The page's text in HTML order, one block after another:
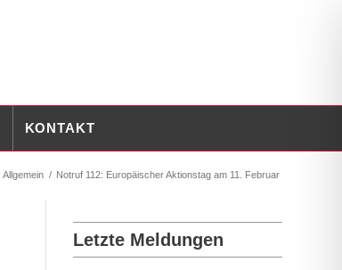
KONTAKT
Allgemein / Notruf 112: Europäischer Aktionstag am 11. Februar
Letzte Meldungen